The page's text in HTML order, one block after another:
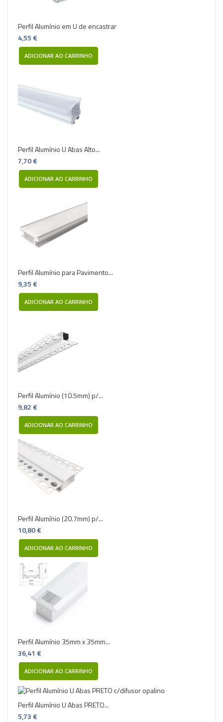
Perfil Alumínio em U de encastrar
4,55 €
ADICIONAR AO CARRINHO
Perfil Alumínio U Abas Alto...
7,70 €
ADICIONAR AO CARRINHO
Perfil Alumínio para Pavimento...
9,35 €
ADICIONAR AO CARRINHO
Perfil Alumínio (10.5mm) p/...
9,82 €
ADICIONAR AO CARRINHO
Perfil Alumínio (20.7mm) p/...
10,80 €
ADICIONAR AO CARRINHO
Perfil Alumínio 35mm x 35mm...
36,41 €
ADICIONAR AO CARRINHO
Perfil Alumínio U Abas PRETO...
5,73 €